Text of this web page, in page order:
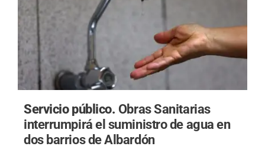
Servicio público. Obras Sanitarias
interrumpirá el suministro de agua en
dos barrios de Albardón